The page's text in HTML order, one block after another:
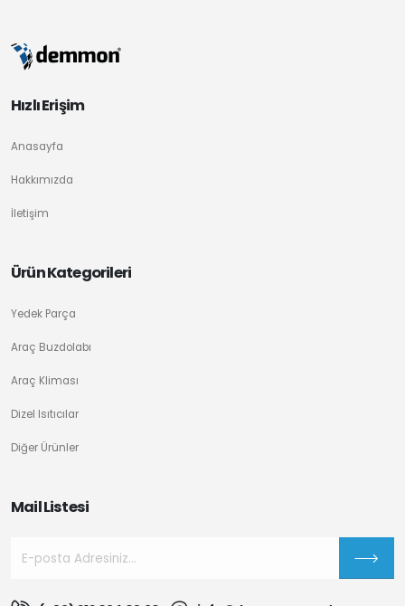
Hızlı Erişim
Anasayfa
Hakkımızda
İletişim
Ürün Kategorileri
Yedek Parça
Araç Buzdolabı
Araç Kliması
Dizel Isıtıcılar
Diğer Ürünler
Mail Listesi